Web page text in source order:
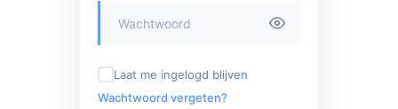
Laat me ingelogd blijven
Wachtwoord vergeten?